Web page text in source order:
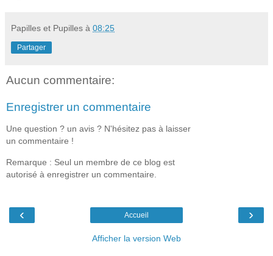
Papilles et Pupilles à 08:25
Partager
Aucun commentaire:
Enregistrer un commentaire
Une question ? un avis ? N'hésitez pas à laisser
un commentaire !
Remarque : Seul un membre de ce blog est
autorisé à enregistrer un commentaire.
‹ ›
Accueil
Afficher la version Web